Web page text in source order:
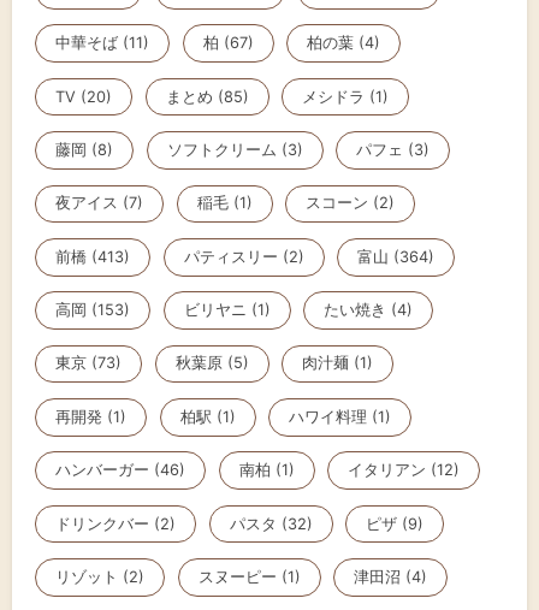
中華そば (11) 柏 (67) 柏の葉 (4)
TV (20) まとめ (85) メシドラ (1)
藤岡 (8) ソフトクリーム (3) パフェ (3)
夜アイス (7) 稲毛 (1) スコーン (2)
前橋 (413) パティスリー (2) 富山 (364)
高岡 (153) ビリヤニ (1) たい焼き (4)
東京 (73) 秋葉原 (5) 肉汁麺 (1)
再開発 (1) 柏駅 (1) ハワイ料理 (1)
ハンバーガー (46) 南柏 (1) イタリアン (12)
ドリンクバー (2) パスタ (32) ピザ (9)
リゾット (2) スヌーピー (1) 津田沼 (4)